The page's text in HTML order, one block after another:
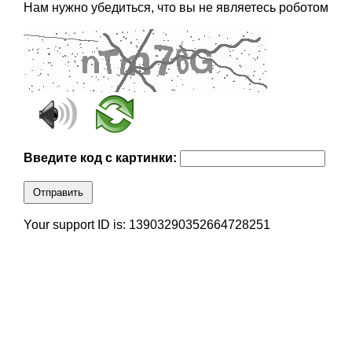
Нам нужно убедиться, что вы не являетесь роботом
Введите код с картинки:
Отправить
Your support ID is: 13903290352664728251